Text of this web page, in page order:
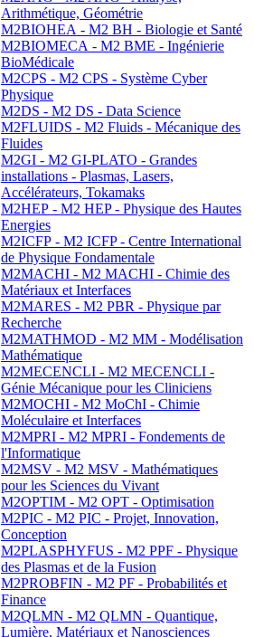
Arithmétique, Géométrie
M2BIOHEA - M2 BH - Biologie et Santé
M2BIOMECA - M2 BME - Ingénierie
BioMédicale
M2CPS - M2 CPS - Système Cyber
Physique
M2DS - M2 DS - Data Science
M2FLUIDS - M2 Fluids - Mécanique des
Fluides
M2GI - M2 GI-PLATO - Grandes
installations - Plasmas, Lasers,
Accélérateurs, Tokamaks
M2HEP - M2 HEP - Physique des Hautes
Energies
M2ICFP - M2 ICFP - Centre International
de Physique Fondamentale
M2MACHI - M2 MACHI - Chimie des
Matériaux et Interfaces
M2MARES - M2 PBR - Physique par
Recherche
M2MATHMOD - M2 MM - Modélisation
Mathématique
M2MECENCLI - M2 MECENCLI -
Génie Mécanique pour les Cliniciens
M2MOCHI - M2 MoChI - Chimie
Moléculaire et Interfaces
M2MPRI - M2 MPRI - Fondements de
l'Informatique
M2MSV - M2 MSV - Mathématiques
pour les Sciences du Vivant
M2OPTIM - M2 OPT - Optimisation
M2PIC - M2 PIC - Projet, Innovation,
Conception
M2PLASPHYFUS - M2 PPF - Physique
des Plasmas et de la Fusion
M2PROBFIN - M2 PF - Probabilités et
Finance
M2QLMN - M2 QLMN - Quantique,
Lumière, Matériaux et Nanosciences